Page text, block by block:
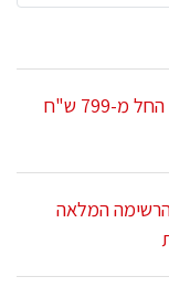
מפעיל קריוקי לאירועים - החל מ-799 ש"ח
שבועות 2026 - הרשימה המלאה